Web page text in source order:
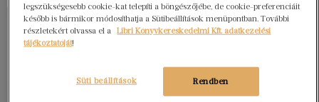
legszükségesebb cookie-kat telepíti a böngészőjébe, de cookie-preferenciáit
később is bármikor módosíthatja a Sütibeállítások menüpontban. További
részletekért olvassa el a
Libri Könyvkereskedelmi Kft. adatkezelési
tájékoztatóját!
Rendben
Süti beállítások